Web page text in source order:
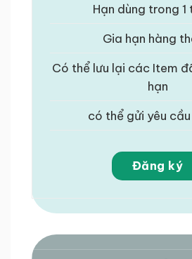
Hạn dùng trong 1
Gia hạn hàng
Có thể lưu lại các Item
hạn
có thể gửi yêu
Đăng ký